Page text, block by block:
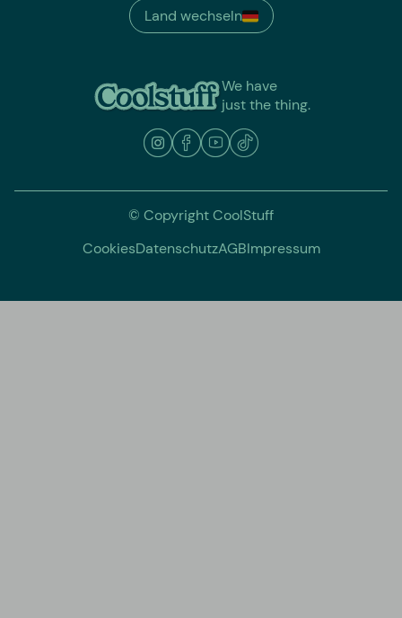
We have
just the thing.
Land wechseln
© Copyright CoolStuff
CookiesDatenschutzAGBImpressum